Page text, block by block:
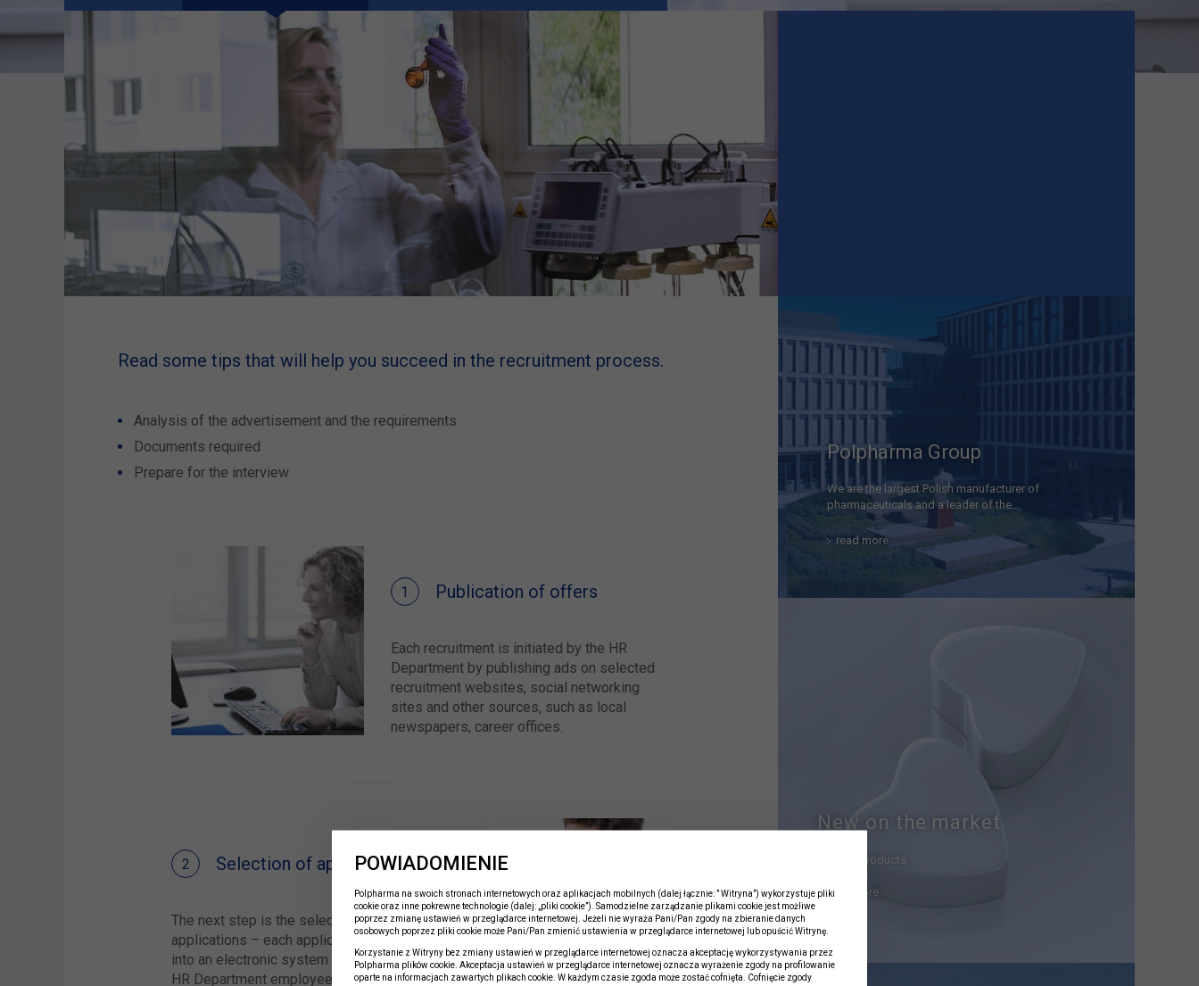
Read some tips that will help you succeed in the recruitment process.
Analysis of the advertisement and the requirements
Documents required
Prepare for the interview
Publication of offers
Each recruitment is initiated by the HR
Department by publishing ads on selected
recruitment websites, social networking
sites and other sources, such as local
newspapers, career offices.
Selection of applications
The next step is the selection of
applications – each application in entered
into an electronic system and is verified by a
HR Department employee responsible for
Polpharma Group
We are the largest Polish manufacturer of
pharmaceuticals and a leader of the…
read more
New on the market
See our products
read more
POWIADOMIENIE
Polpharma na swoich stronach internetowych oraz aplikacjach mobilnych (dalej łącznie: ” Witryna”) wykorzystuje pliki
cookie oraz inne pokrewne technologie (dalej: „pliki cookie”). Samodzielne zarządzanie plikami cookie jest możliwe
poprzez zmianę ustawień w przeglądarce internetowej. Jeżeli nie wyraża Pani/Pan zgody na zbieranie danych
osobowych poprzez pliki cookie może Pani/Pan zmienić ustawienia w przeglądarce internetowej lub opuścić Witrynę.
Korzystanie z Witryny bez zmiany ustawień w przeglądarce internetowej oznacza akceptację wykorzystywania przez
Polpharma plików cookie. Akceptacja ustawień w przeglądarce internetowej oznacza wyrażenie zgody na profilowanie
oparte na informacjach zawartych plikach cookie. W każdym czasie zgoda może zostać cofnięta. Cofnięcie zgody